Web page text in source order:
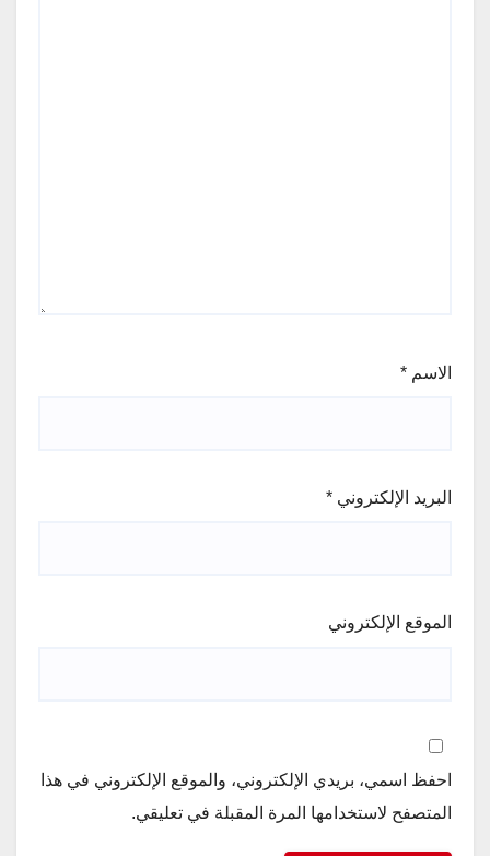
الاسم *
البريد الإلكتروني *
الموقع الإلكتروني
احفظ اسمي، بريدي الإلكتروني، والموقع الإلكتروني في هذا
المتصفح لاستخدامها المرة المقبلة في تعليقي.